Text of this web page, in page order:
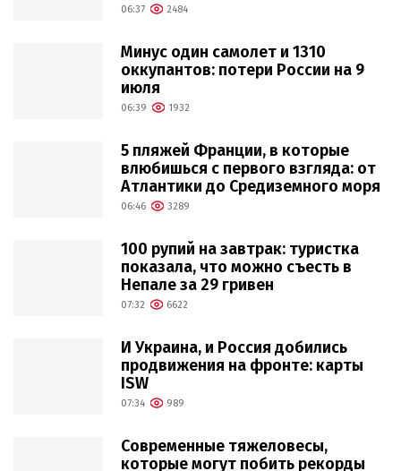
06:37 2484
Минус один самолет и 1310
оккупантов: потери России на 9
июля
06:39 1932
5 пляжей Франции, в которые
влюбишься с первого взгляда: от
Атлантики до Средиземного моря
06:46 3289
100 рупий на завтрак: туристка
показала, что можно съесть в
Непале за 29 гривен
07:32 6622
И Украина, и Россия добились
продвижения на фронте: карты
ISW
07:34 989
Современные тяжеловесы,
которые могут побить рекорды